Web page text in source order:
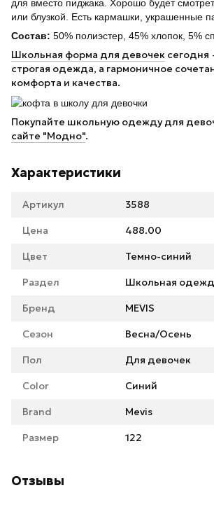
для вместо пиджака. Хорошо будет
или блузкой. Есть кармашки, украшенные
Состав: 50% полиэстер, 45% хлопок, 5%
Школьная форма для девочек сегодня
строгая одежда, а гармоничное
комфорта и качества.
Покупайте школьную одежду для
сайте "Модно".
Характеристики
Артикул 3588
Цена 488.00
Цвет Темно-синий
Раздел Школьная
Бренд MEVIS
Сезон Весна/Осень
Пол Для девочек
Color Синий
Brand Mevis
Размер 122
Отзывы